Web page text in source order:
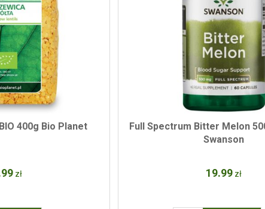
400g Bio Planet
zł
Full Spectrum Bitter Melon
Swanson
19.99 zł